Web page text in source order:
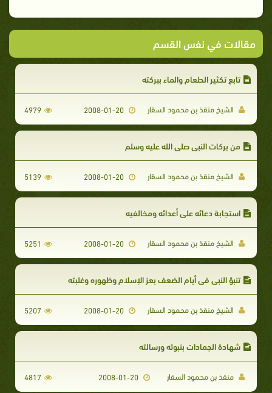
مقالات في نفس القسم
تابع تكثير الطعام والماء ببركته
الشيخ منقذ بن محمود السقار 2008-01-20
4979
من بركات النبي صلى الله عليه وسلم
الشيخ منقذ بن محمود السقار 2008-01-20
5139
استجابة دعائه علي أعدائه ومخالفيه
الشيخ منقذ بن محمود السقار 2008-01-20
5251
تنبؤ النبي في أيام الضعف بعز الإسلام وظهوره وغلبته
الشيخ منقذ بن محمود السقار 2008-01-20
5207
شهادة الجمادات بنبوته ورسالته
منقذ بن محمود السقار 2008-01-20
4817